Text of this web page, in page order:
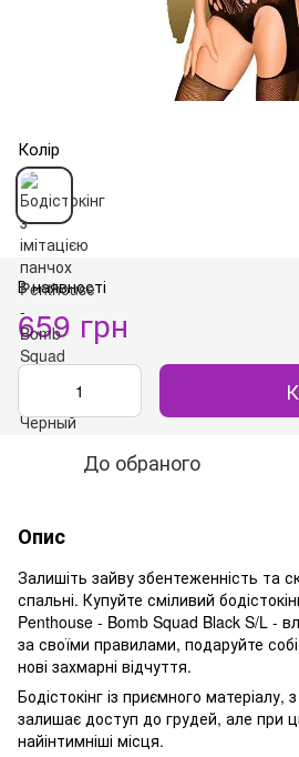
Колір
В наявності
659 грн
До обраного
Опис
Залишіть зайву збентеженність та
спальні. Купуйте сміливий
Penthouse - Bomb Squad Black S/L -
за своїми правилами, подаруйте
нові захмарні відчуття.
Бодістокінг із приємного матеріалу,
залишає доступ до грудей, але при
найінтимніші місця.